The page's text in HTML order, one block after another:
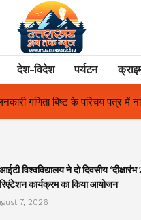
देश-विदेश पर्यटन
पता संशोधन का प्रकरण का हुआ
विश्वविद्यालय ने दो दिवसीय
कार्यक्रम का किया आयोजन
7, 2026